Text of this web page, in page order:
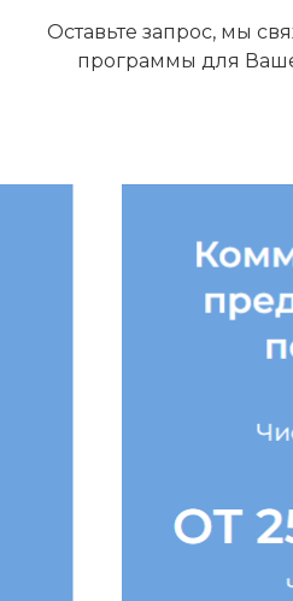
Оставьте запрос, мы
программы для